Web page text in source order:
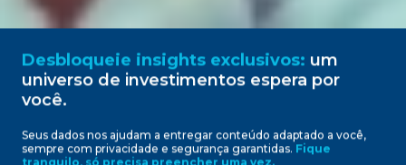
Ativos que saíram da carteira
Desbloqueie insights exclusivos: um
universo de investimentos espera por
você.
Seus dados nos ajudam a entregar conteúdo adaptado a você,
sempre com privacidade e segurança garantidas. Fique
tranquilo, só precisa preencher uma vez.